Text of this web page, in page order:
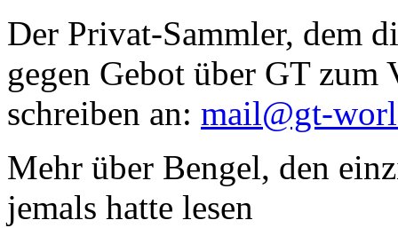
Der Privat-Sammler, dem
gegen Gebot über GT zum
schreiben an: mail@gt-
Mehr über Bengel, den
jemals hatte lesen